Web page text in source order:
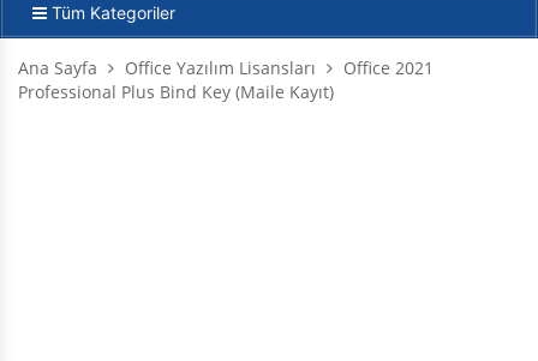
Tüm Kategoriler
Ana Sayfa Office Yazılım Lisansları
Office 2021
Professional Plus Bind Key (Maile Kayıt)